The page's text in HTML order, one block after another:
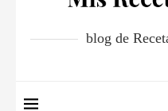
blog de